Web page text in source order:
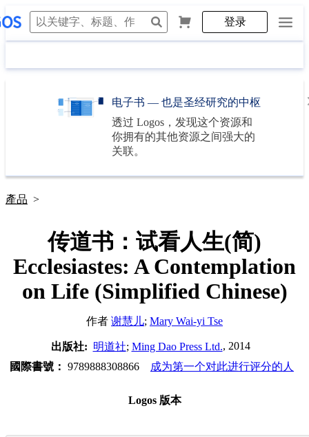
登录
电子书 — 也是圣经研究的中枢
透过 Logos ，发现这个资源和
你拥有的其他资源之间强大的
关联。
產品 >
传道书：试看人生(简)
Ecclesiastes: A Contemplation
on Life (Simplified Chinese)
作者 谢慧儿; Mary Wai-yi Tse
出版社: 明道社; Ming Dao Press Ltd., 2014
國際書號： 9789888308866 成为第一个对此进行评分的人
Logos 版本